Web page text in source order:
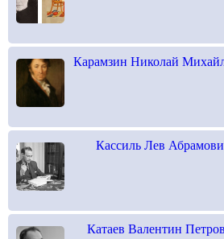
Карамзин Николай
Кассиль Лев
Катаев Валентин